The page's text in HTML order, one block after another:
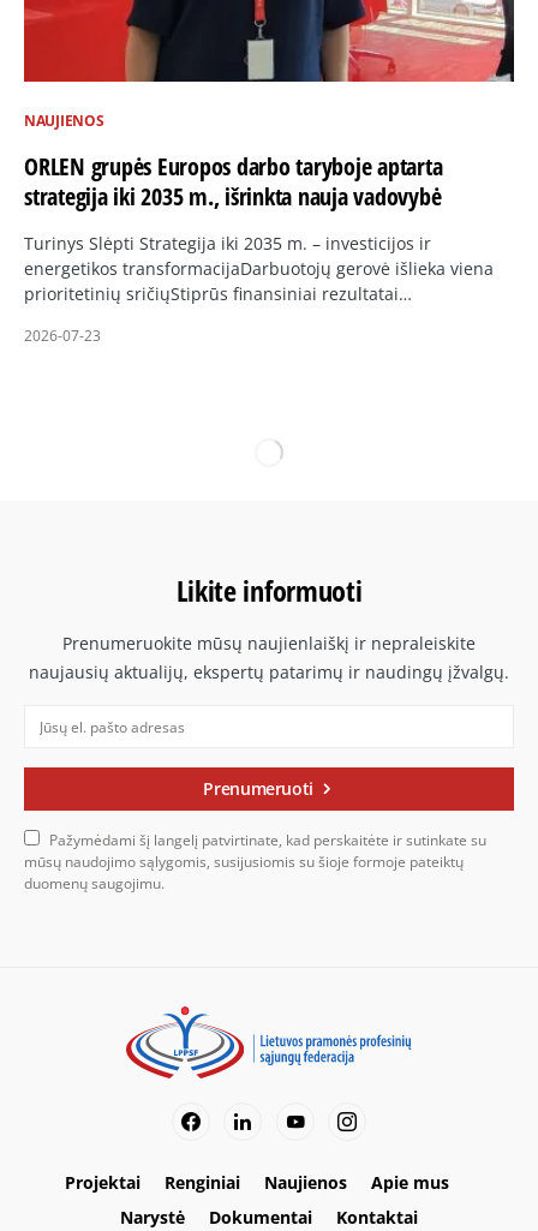
NAUJIENOS
ORLEN grupės Europos darbo taryboje aptarta
strategija iki 2035 m., išrinkta nauja vadovybė
Turinys Slėpti Strategija iki 2035 m. – investicijos ir
energetikos transformacijaDarbuotojų gerovė išlieka viena
prioritetinių sričiųStiprūs finansiniai rezultatai…
2026-07-23
Likite informuoti
Prenumeruokite mūsų naujienlaiškį ir nepraleiskite
naujausių aktualijų, ekspertų patarimų ir naudingų įžvalgų.
Prenumeruoti
Pažymėdami šį langelį patvirtinate, kad perskaitėte ir sutinkate su
mūsų naudojimo sąlygomis, susijusiomis su šioje formoje pateiktų
duomenų saugojimu.
Projektai Renginiai Naujienos
Apie mus
Narystė
Dokumentai Kontaktai